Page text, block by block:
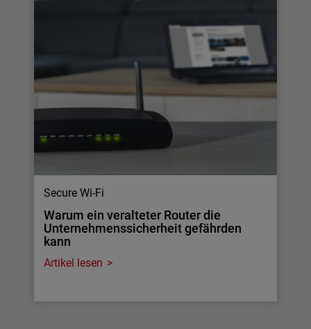
Secure Wi-Fi
Warum ein veralteter Router die
Unternehmenssicherheit gefährden
kann
Artikel lesen